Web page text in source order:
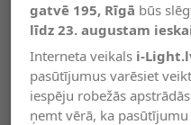
Salīdzināt
Vēlmju
saraksts
gatvē 195, Rīgā būs
līdz 23. augustam
Interneta veikals i-
pasūtījumus varēsiet
iespēju robežās
ņemt vērā, ka